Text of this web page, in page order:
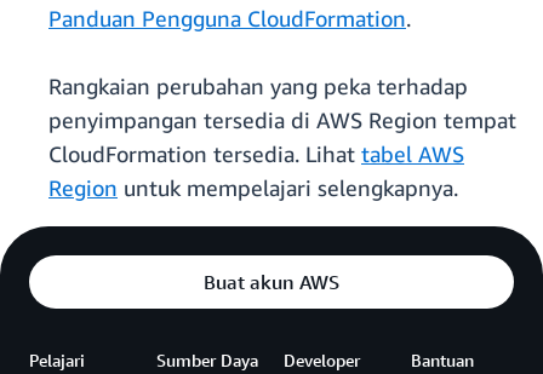
Panduan Pengguna CloudFormation.
Rangkaian perubahan yang peka terhadap
penyimpangan tersedia di AWS Region tempat
CloudFormation tersedia. Lihat tabel AWS
Region untuk mempelajari selengkapnya.
Buat akun AWS
Pelajari Sumber Daya Developer Bantuan